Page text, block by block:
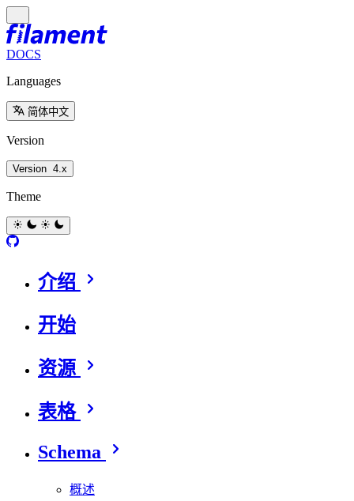
DOCS
Languages
简体中文
Version
Version 4.x
Theme
介绍
开始
资源
表格
Schema
概述